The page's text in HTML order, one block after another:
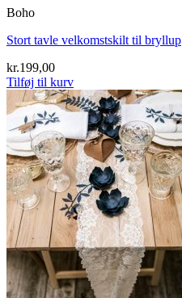
Boho
Stort tavle velkomstskilt til bryllup
kr.199,00
Tilføj til kurv